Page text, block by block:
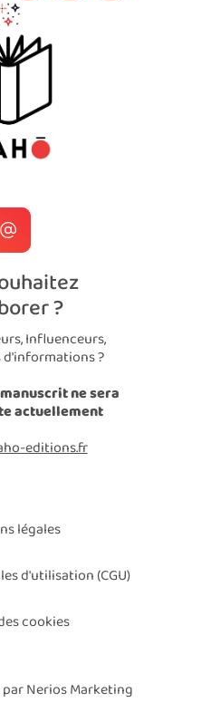
?
Influenceurs,
d'informations ?
ne sera
actuellement
editions.fr
légales
d'utilisation (CGU)
cookies
Nerios Marketing